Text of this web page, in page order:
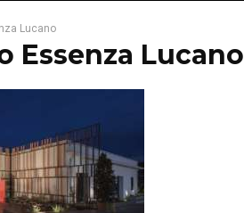
Lucano
Essenza Lucano